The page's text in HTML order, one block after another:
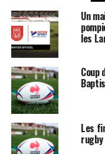
Un
les
Coup
Les